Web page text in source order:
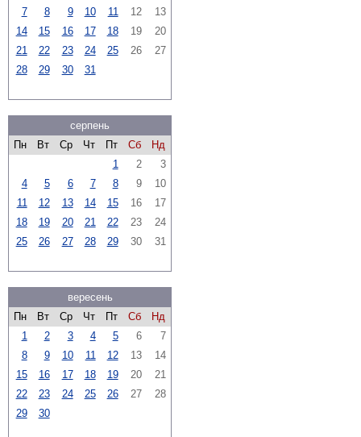
7
8 9 10 11 12
13
14
15 16 17 18 19
20
21
22 23 24 25 26
27
28
29 30 31
серпень
Пн
Вт Ср Чт Пт Сб
Нд
1
2
3
4
5 6 7 8 9
10
11
12 13 14 15 16
17
18
19 20 21 22 23
24
25
26 27 28 29 30 31
вересень
Пн
Вт Ср Чт Пт Сб
Нд
1
2 3 4 5 6
7
8
9 10 11 12 13
14
15
16 17 18 19 20
21
22
23 24 25 26 27
28
29
30